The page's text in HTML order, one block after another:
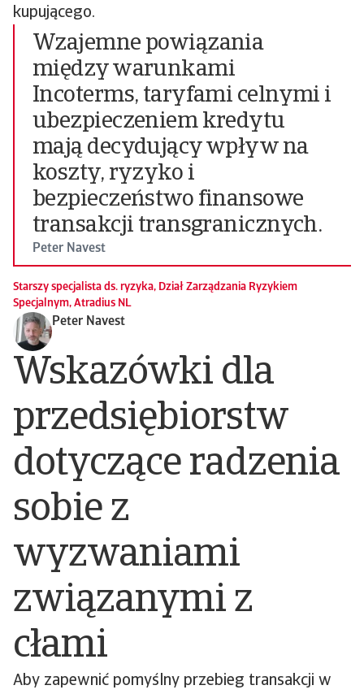
kupującego.
Wzajemne powiązania
między warunkami
Incoterms, taryfami celnymi i
ubezpieczeniem kredytu
mają decydujący wpływ na
koszty, ryzyko i
bezpieczeństwo finansowe
transakcji transgranicznych.
Peter Navest
Starszy specjalista ds. ryzyka, Dział Zarządzania Ryzykiem
Specjalnym, Atradius NL
Peter Navest
Wskazówki dla
przedsiębiorstw
dotyczące radzenia
sobie z
wyzwaniami
związanymi z
cłami
Aby zapewnić pomyślny przebieg transakcji w